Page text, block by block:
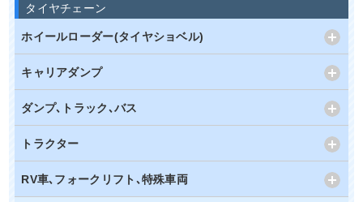
タイヤチェーン
ホイールローダー(タイヤショベル)
キャリアダンプ
ダンプ､トラック､バス
トラクター
RV車､フォークリフト､特殊車両